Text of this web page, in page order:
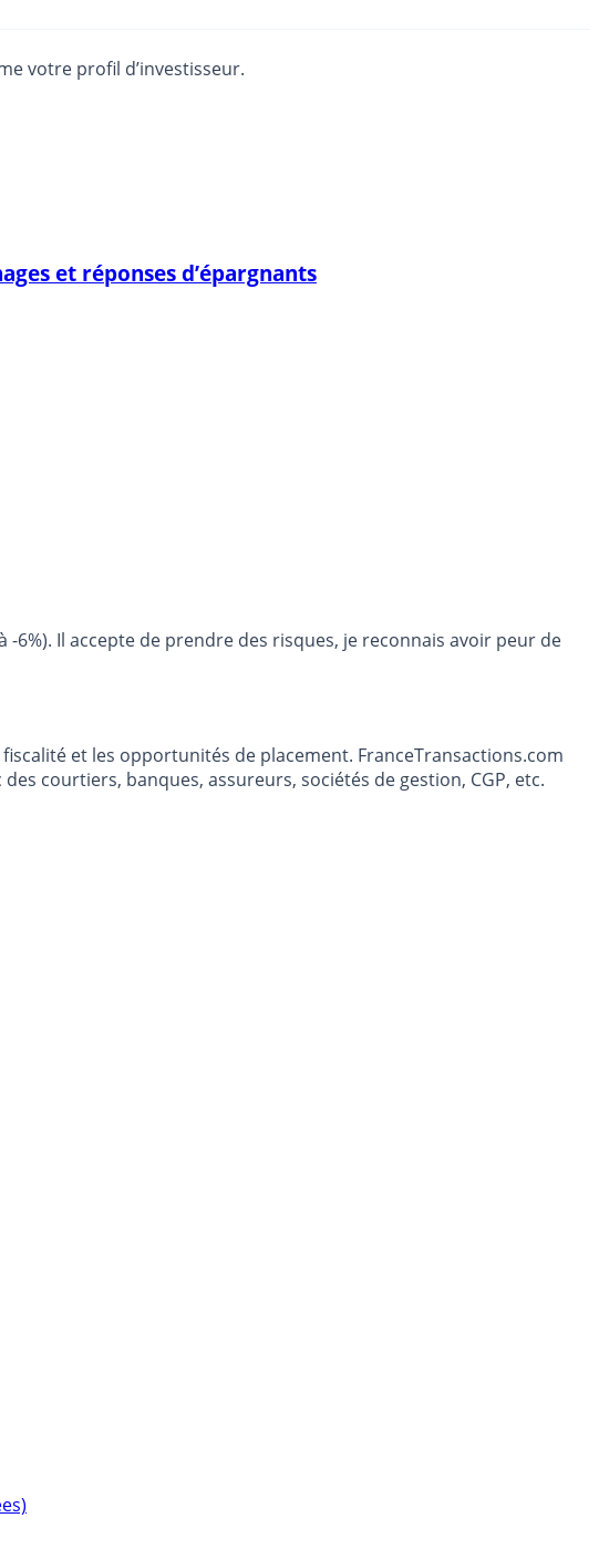
votre profil d’investisseur.
et réponses d’épargnants
6%). Il accepte de prendre des risques, je reconnais avoir peur de
et les opportunités de placement. FranceTransactions.com
courtiers, banques, assureurs, sociétés de gestion, CGP, etc.